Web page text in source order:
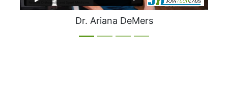
Dr. Ariana DeMers